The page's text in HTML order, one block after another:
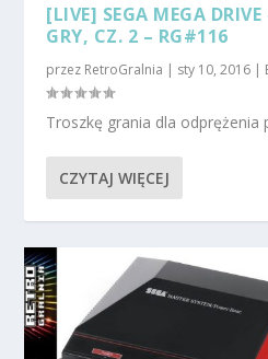
[LIVE] SEGA MEGA
GRY, CZ. 2 – RG#116
przez RetroGralnia | sty 10, 2016 |
Troszkę grania dla odprężenia
CZYTAJ WIĘCEJ